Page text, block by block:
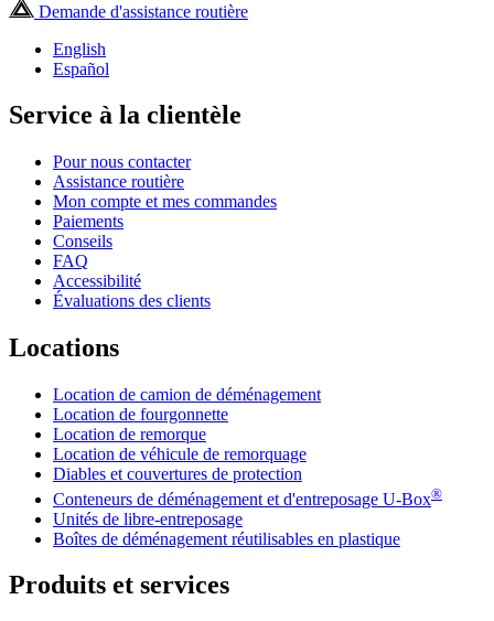
Demande d'assistance routière
English
Español
Service à la clientèle
Pour nous contacter
Assistance routière
Mon compte et mes commandes
Paiements
Conseils
FAQ
Accessibilité
Évaluations des clients
Locations
Location de camion de déménagement
Location de fourgonnette
Location de remorque
Location de véhicule de remorquage
Diables et couvertures de protection
Conteneurs de déménagement et d'entreposage U-Box®
Unités de libre-entreposage
Boîtes de déménagement réutilisables en plastique
Produits et services